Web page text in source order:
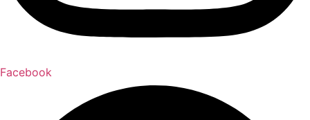
Facebook